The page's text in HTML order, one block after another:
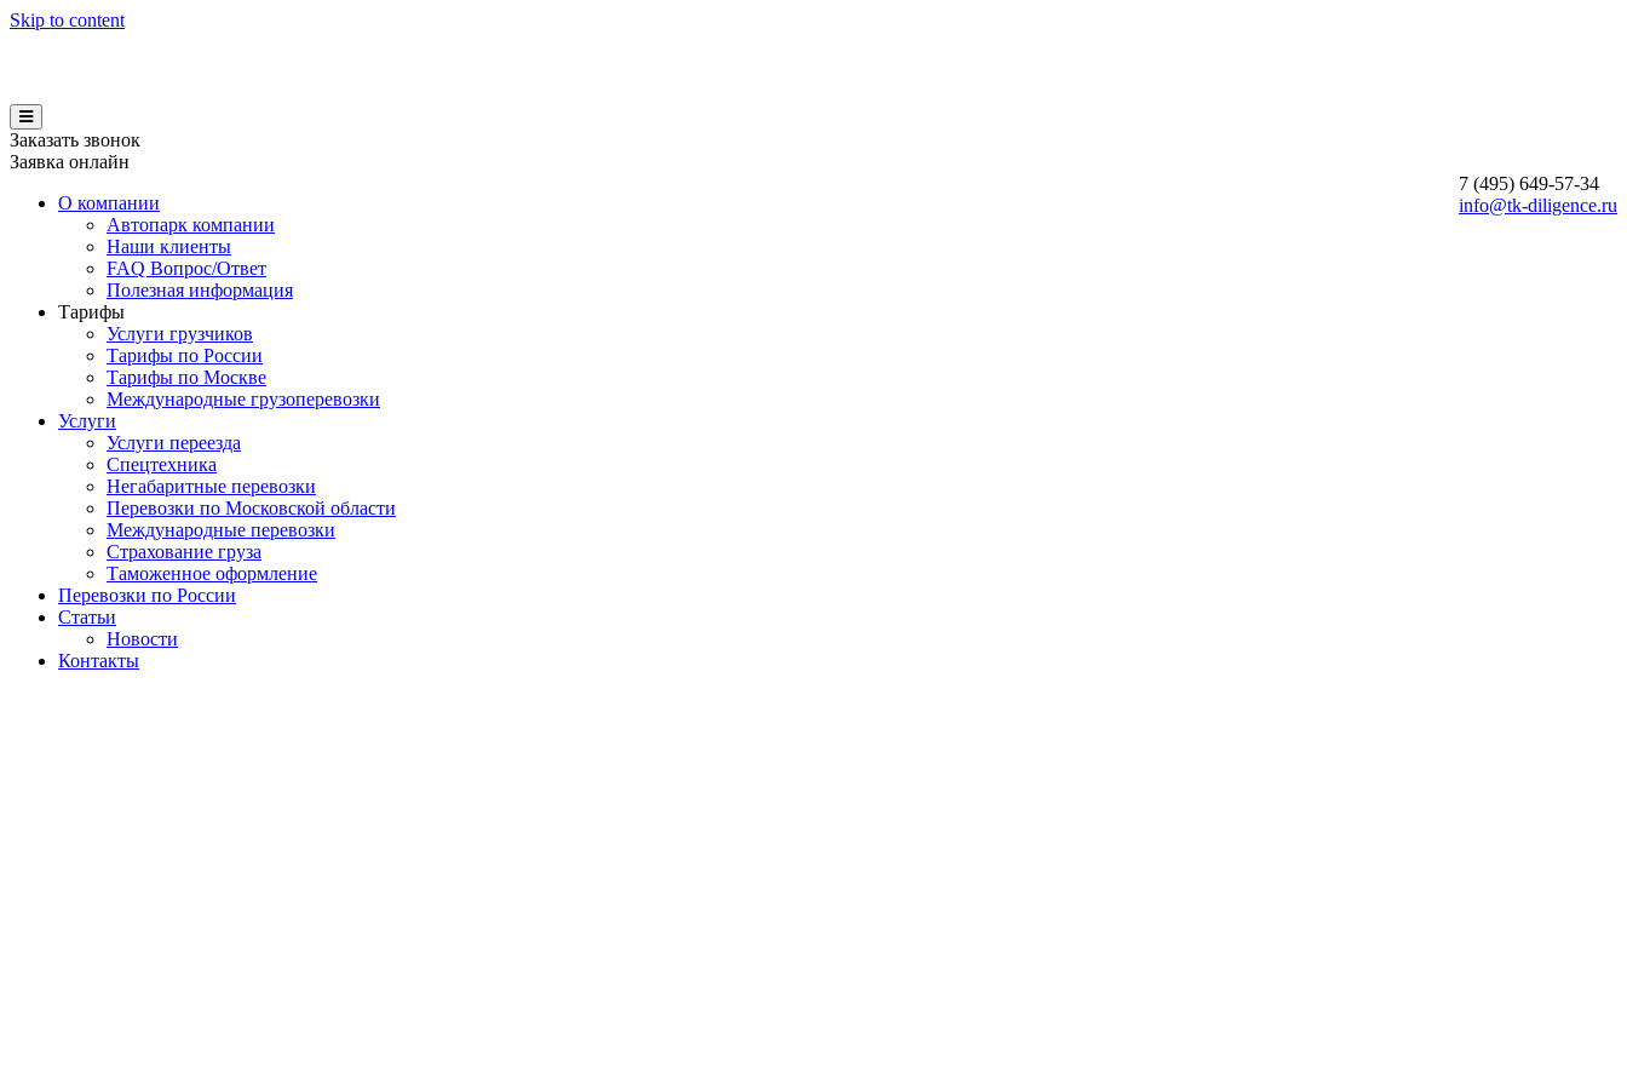
Skip to content
Заказать звонок
Заявка онлайн
7 (495) 649-57-34
info@tk-diligence.ru
О компании
Автопарк компании
Наши клиенты
FAQ Вопрос/Ответ
Полезная информация
Тарифы
Услуги грузчиков
Тарифы по России
Тарифы по Москве
Международные грузоперевозки
Услуги
Услуги переезда
Спецтехника
Негабаритные перевозки
Перевозки по Московской области
Международные перевозки
Страхование груза
Таможенное оформление
Перевозки по России
Статьи
Новости
Контакты